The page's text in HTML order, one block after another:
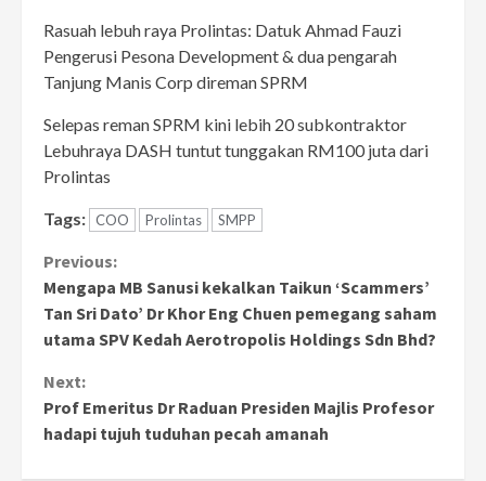
Rasuah lebuh raya Prolintas: Datuk Ahmad Fauzi
Pengerusi Pesona Development & dua pengarah
Tanjung Manis Corp direman SPRM
Selepas reman SPRM kini lebih 20 subkontraktor
Lebuhraya DASH tuntut tunggakan RM100 juta dari
Prolintas
Tags: COO Prolintas SMPP
Continue
Reading
Previous:
Mengapa MB Sanusi kekalkan Taikun ‘Scammers’
Tan Sri Dato’ Dr Khor Eng Chuen pemegang saham
utama SPV Kedah Aerotropolis Holdings Sdn Bhd?
Next:
Prof Emeritus Dr Raduan Presiden Majlis Profesor
hadapi tujuh tuduhan pecah amanah